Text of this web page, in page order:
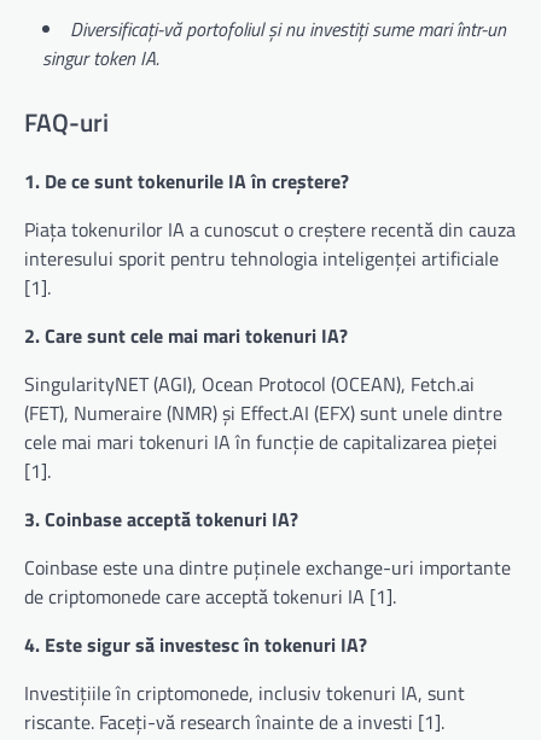
Diversificați-vă portofoliul și nu investiți sume mari într-un
singur token IA.
FAQ-uri
1. De ce sunt tokenurile IA în creștere?
Piața tokenurilor IA a cunoscut o creștere recentă din cauza
interesului sporit pentru tehnologia inteligenței artificiale
[1].
2. Care sunt cele mai mari tokenuri IA?
SingularityNET (AGI), Ocean Protocol (OCEAN), Fetch.ai
(FET), Numeraire (NMR) și Effect.AI (EFX) sunt unele dintre
cele mai mari tokenuri IA în funcție de capitalizarea pieței
[1].
3. Coinbase acceptă tokenuri IA?
Coinbase este una dintre puținele exchange-uri importante
de criptomonede care acceptă tokenuri IA [1].
4. Este sigur să investesc în tokenuri IA?
Investițiile în criptomonede, inclusiv tokenuri IA, sunt
riscante. Faceți-vă research înainte de a investi [1].